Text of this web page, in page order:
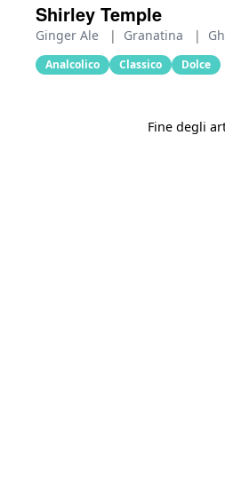
Shirley Temple
Ginger Ale | Granatina |
Analcolico Classico Dolce
Fine degli